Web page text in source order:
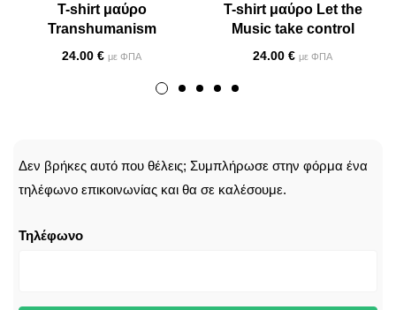
T-shirt μαύρο
Transhumanism
24.00 € με ΦΠΑ
T-shirt μαύρο Let the
Music take control
24.00 € με ΦΠΑ
Δεν βρήκες αυτό που θέλεις; Συμπλήρωσε στην φόρμα ένα
τηλέφωνο επικοινωνίας και θα σε καλέσουμε.
Τηλέφωνο